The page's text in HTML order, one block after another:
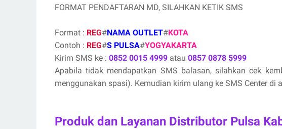
FORMAT PENDAFTARAN MD, SILAHKAN KETIK SMS
Format : REG#NAMA OUTLET#KOTA
Contoh : REG#S PULSA#YOGYAKARTA
Kirim SMS ke : 0852 0015 4999 atau 0857 0878 5999
Apabila tidak mendapatkan SMS balasan, silahkan cek
menggunakan spasi). Kemudian kirim ulang ke SMS Center di
Produk dan Layanan Distributor Pulsa